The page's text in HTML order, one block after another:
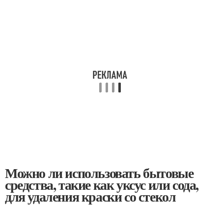
Можно ли использовать бытовые
средства, такие как уксус или сода,
для удаления краски со стекол